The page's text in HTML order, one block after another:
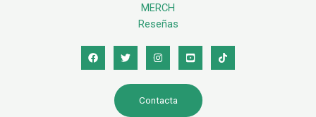
MERCH
Reseñas
Contacta